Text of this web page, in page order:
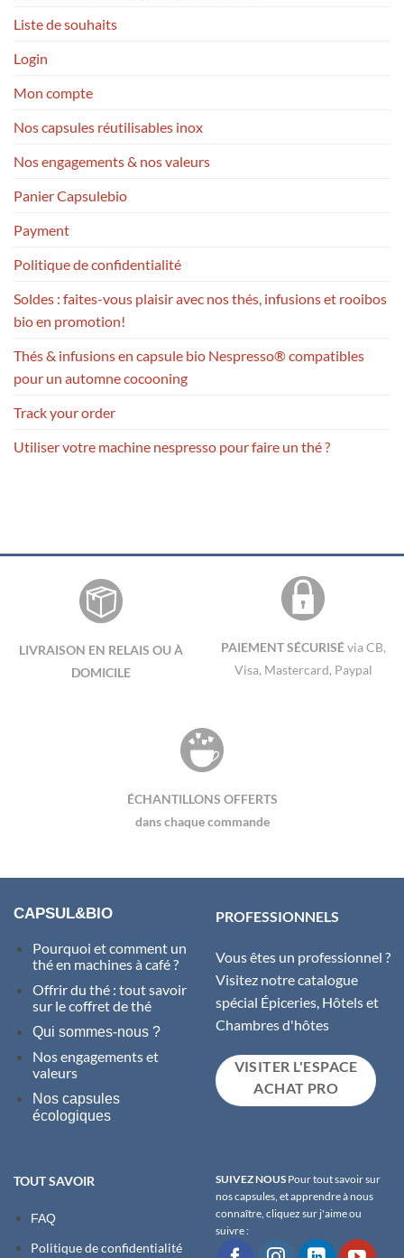
Liste de souhaits
Login
Mon compte
Nos capsules réutilisables inox
Nos engagements & nos valeurs
Panier Capsulebio
Payment
Politique de confidentialité
Soldes : faites-vous plaisir avec nos thés, infusions et rooibos
bio en promotion!
Thés & infusions en capsule bio Nespresso® compatibles
pour un automne cocooning
Track your order
Utiliser votre machine nespresso pour faire un thé ?
LIVRAISON EN RELAIS OU À
DOMICILE
PAIEMENT SÉCURISÉvia CB,
Visa, Mastercard, Paypal
ÉCHANTILLONS OFFERTS
dans chaque commande
CAPSUL&BIO
Pourquoi et comment un
thé en machines à café ?
Offrir du thé : tout savoir
sur le coffret de thé
Qui sommes-nous ?
Nos engagements et
valeurs
Nos capsules
écologiques
PROFESSIONNELS
Vous êtes un professionnel ?
Visitez notre catalogue
spécial Épiceries, Hôtels et
Chambres d'hôtes
VISITER L'ESPACE
ACHAT PRO
TOUT SAVOIR
FAQ
Politique de confidentialité
SUIVEZ NOUS Pour tout savoir sur
nos capsules, et apprendre à nous
connaître, cliquez sur j'aime ou
suivre :